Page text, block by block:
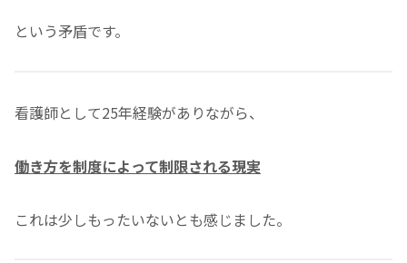
という矛盾です。
看護師として25年経験がありながら、
働き方を制度によって制限される現実
これは少しもったいないとも感じました。